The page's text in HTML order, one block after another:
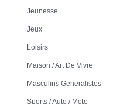
Jeunesse
Jeux
Loisirs
Maison / Art De Vivre
Masculins Generalistes
Sports / Auto / Moto